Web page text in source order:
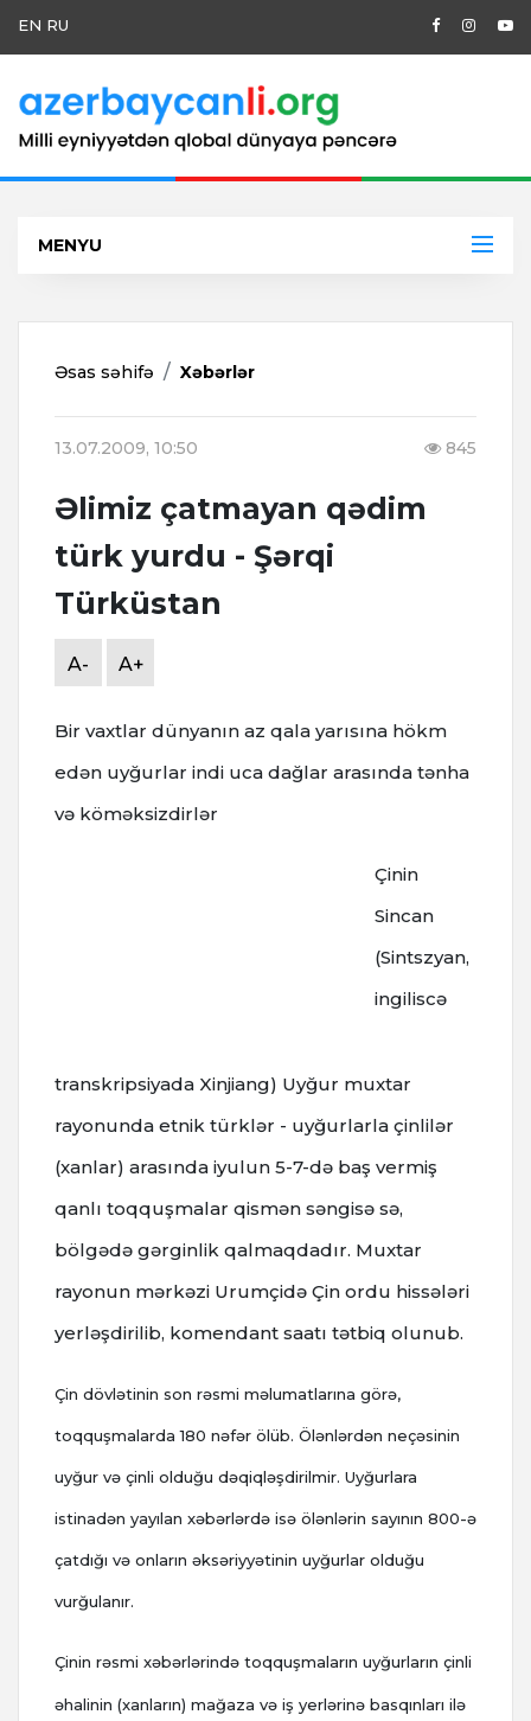
EN RU
MENYU
Əsas səhifə Xəbərlər
13.07.2009, 10:50 845
Əlimiz çatmayan qədim
türk yurdu - Şərqi
Türküstan
A- A+
Bir vaxtlar dünyanın az qala yarısına hökm
edən uyğurlar indi uca dağlar arasında tənha
və köməksizdirlər
Çinin
Sincan
(Sintszyan,
ingiliscə
transkripsiyada Xinjiang) Uyğur muxtar
rayonunda etnik türklər - uyğurlarla çinlilər
(xanlar) arasında iyulun 5-7-də baş vermiş
qanlı toqquşmalar qismən səngisə sə,
bölgədə gərginlik qalmaqdadır. Muxtar
rayonun mərkəzi Urumçidə Çin ordu hissələri
yerləşdirilib, komendant saatı tətbiq olunub.
Çin dövlətinin son rəsmi məlumatlarına görə,
toqquşmalarda 180 nəfər ölüb. Ölənlərdən neçəsinin
uyğur və çinli olduğu dəqiqləşdirilmir. Uyğurlara
istinadən yayılan xəbərlərdə isə ölənlərin sayının 800-ə
çatdığı və onların əksəriyyətinin uyğurlar olduğu
vurğulanır.
Çinin rəsmi xəbərlərində toqquşmaların uyğurların çinli
əhalinin (xanların) mağaza və iş yerlərinə basqınları ilə